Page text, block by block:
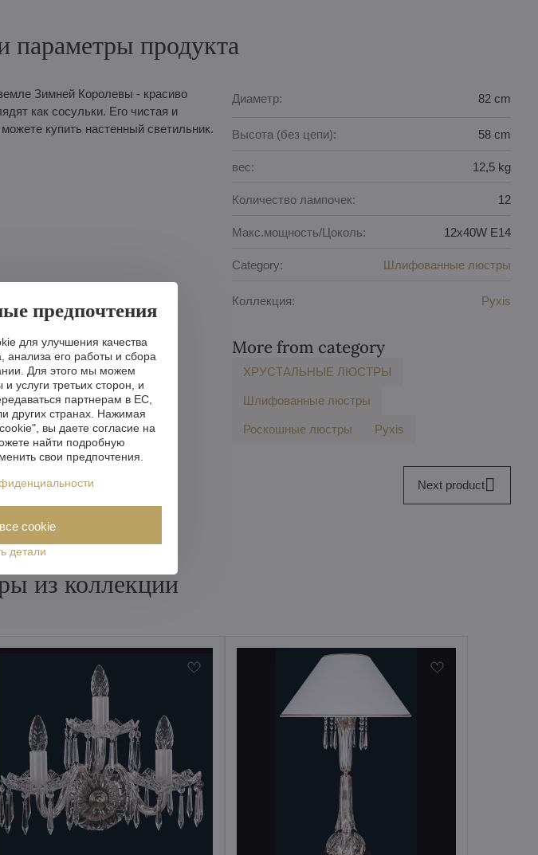
параметры продукта
Зимней Королевы - красиво
как сосульки. Его чистая и
купить настенный светильник.
Диаметр: 82 cm
Высота (без цепи): 58 cm
вес: 12,5 kg
Количество лампочек: 12
Макс.мощность/Цоколь: 12x40W E14
Category: Шлифованные люстры
Коллекция: Pyxis
More from category
ХРУСТАЛЬНЫЕ ЛЮСТРЫ
Шлифованные люстры
Роскошные люстры Pyxis
Next product
из коллекции
предпочтения
для улучшения качества
анализа его работы и сбора
Для этого мы можем
услуги третьих сторон, и
партнерам в ЕС,
других странах. Нажимая
вы даете согласие на
найти подробную
свои предпочтения.
детали
cookie